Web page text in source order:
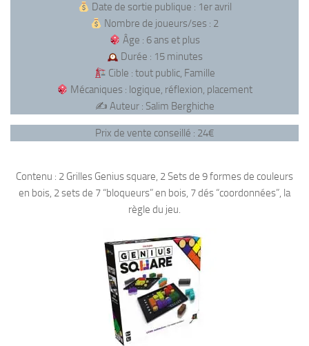
Date de sortie publique : 1er avril
Nombre de joueurs/ses : 2
Âge : 6 ans et plus
Durée : 15 minutes
Cible : tout public, Famille
Mécaniques : logique, réflexion, placement
✍️ Auteur : Salim Berghiche
Prix de vente conseillé : 24€
Contenu : 2 Grilles Genius square, 2 Sets de 9 formes de couleurs
en bois, 2 sets de 7 “bloqueurs” en bois, 7 dés “coordonnées”, la
règle du jeu.